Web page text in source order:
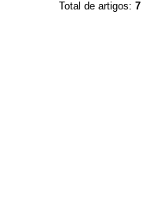
Total de artigos: 7